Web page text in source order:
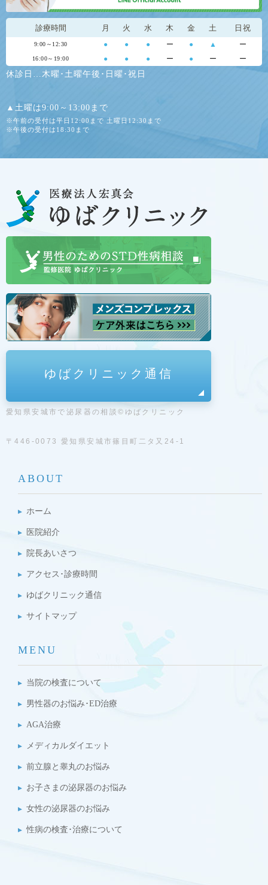
診療時間 月 火 水 木 金 土 日祝
9:00～12:30 ● ● ● ー ● ▲ ー
16:00～19:00 ● ● ● ー ● ー ー
休診日…木曜･土曜午後･日曜･祝日
▲土曜は9:00～13:00まで
※午前の受付は平日12:00まで 土曜日12:30まで
※午後の受付は18:30まで
ゆばクリニック通信
愛知県安城市で泌尿器の相談©ゆばクリニック
〒446-0073 愛知県安城市篠目町二タ又24-1
ABOUT
ホーム
医院紹介
院長あいさつ
アクセス･診療時間
ゆばクリニック通信
サイトマップ
MENU
当院の検査について
男性器のお悩み･ED治療
AGA治療
メディカルダイエット
前立腺と睾丸のお悩み
お子さまの泌尿器のお悩み
女性の泌尿器のお悩み
性病の検査･治療について